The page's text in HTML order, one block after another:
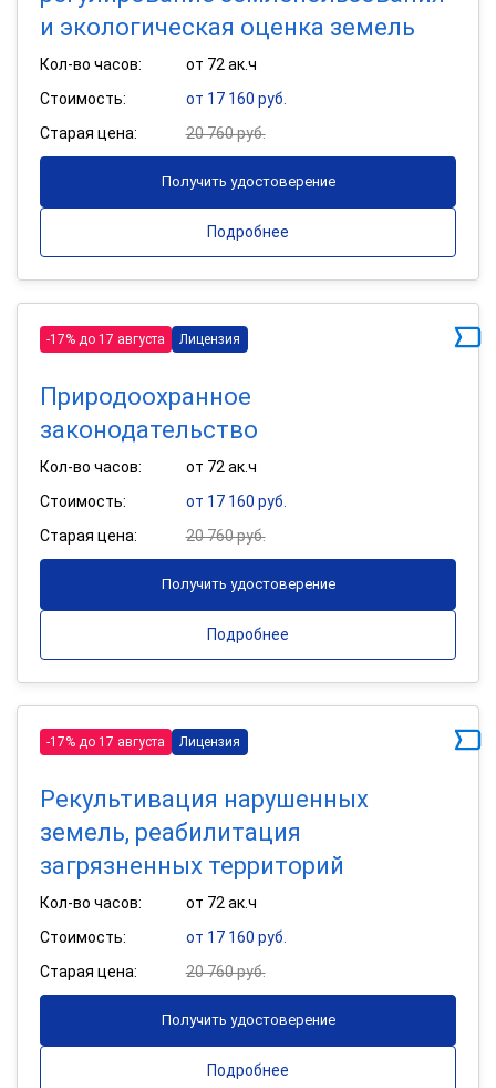
и экологическая оценка земель
Кол-во часов:
от 72 ак.ч
Стоимость:
от 17 160 руб.
Старая цена:
20 760 руб.
Получить удостоверение
Подробнее
-17% до 17 августа Лицензия
Природоохранное
законодательство
Кол-во часов:
от 72 ак.ч
Стоимость:
от 17 160 руб.
Старая цена:
20 760 руб.
Получить удостоверение
Подробнее
-17% до 17 августа Лицензия
Рекультивация нарушенных
земель, реабилитация
загрязненных территорий
Кол-во часов:
от 72 ак.ч
Стоимость:
от 17 160 руб.
Старая цена:
20 760 руб.
Получить удостоверение
Подробнее